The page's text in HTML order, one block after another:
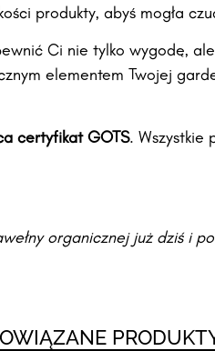
produkty, abyś mogła
Ci nie tylko wygodę,
elementem Twojej
certyfikat GOTS. Wszystkie
organicznej już dziś i